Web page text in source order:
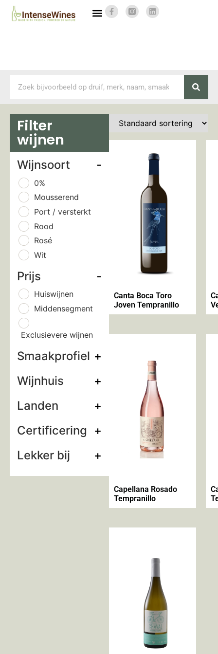
Filter
wijnen
Wijnsoort -
0%
Mousserend
Port / versterkt
Rood
Rosé
Wit
Prijs -
Huiswijnen
Middensegment
Exclusievere wijnen
Smaakprofiel +
Wijnhuis
+
Landen
+
Certificering
+
Lekker bij
+
Canta Boca Toro
Joven Tempranillo
Capellana Rosado
Tempranillo